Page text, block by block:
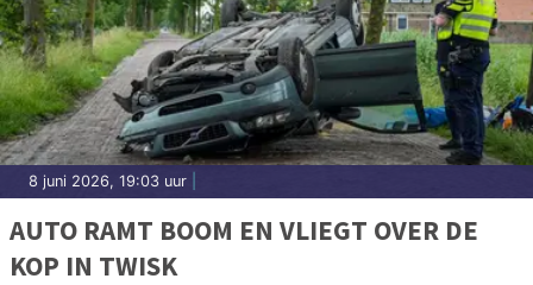
8 juni 2026, 19:03 uur
AUTO RAMT BOOM EN VLIEGT OVER DE
KOP IN TWISK